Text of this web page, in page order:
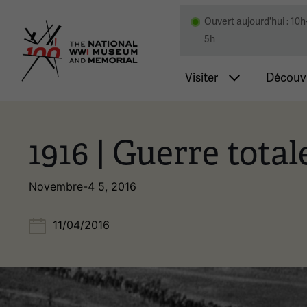
Musée national et
Ouvert aujourd'hui :
5h
Visiter
1916 | Guerre
Novembre-4 5, 2016
11/04/2016
Image(s)